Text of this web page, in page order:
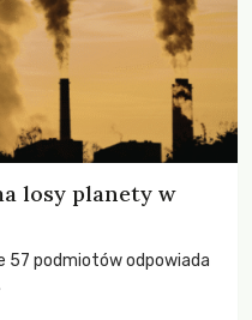
losy planety w
57 podmiotów odpowiada